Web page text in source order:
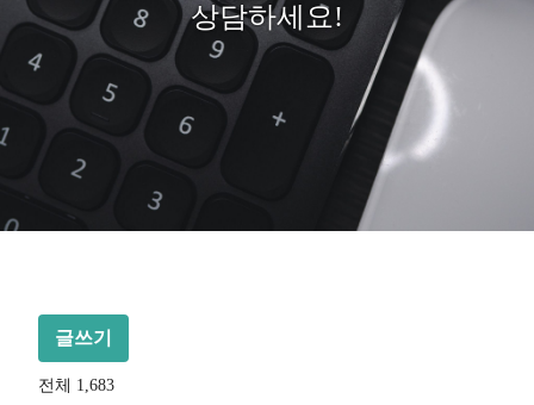
상담하세요!
전체 1,683
글쓰기